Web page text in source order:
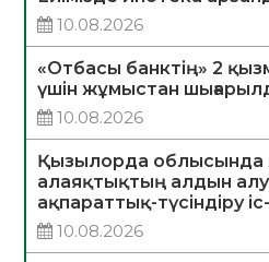
10.08.2026
«Отбасы банктің» 2
үшін жұмыстан
10.08.2026
Қызылорда облысында
алаяқтықтың алдын
ақпараттық-түсіндіру
10.08.2026